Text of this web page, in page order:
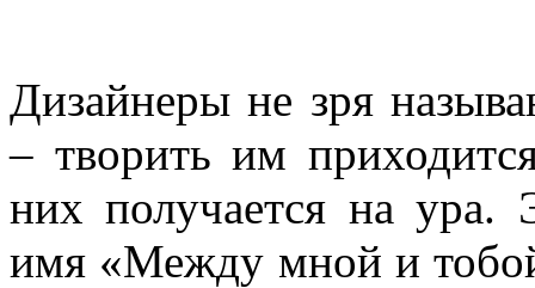
Дизайнеры не зря
– творить им
них получается на ура.
имя «Между мной и